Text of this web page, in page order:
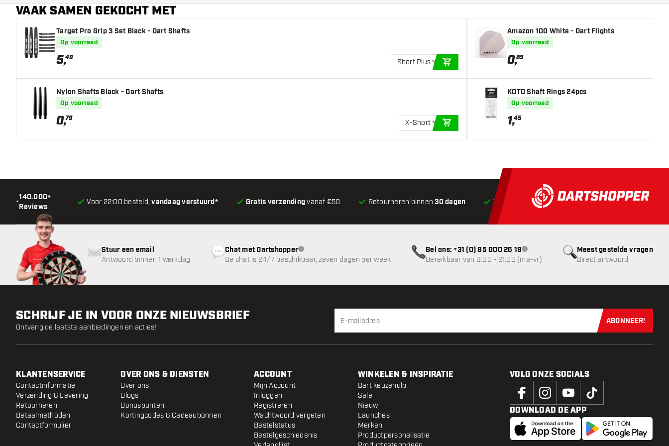
VAAK SAMEN GEKOCHT MET
Target Pro Grip 3 Set Black - Dart Shafts
Op voorraad
5,49
Short Plus
Nylon Shafts Black - Dart Shafts
Op voorraad
0,79
X-Short
Amazon 100 White - Dart Flights
Op voorraad
0,85
KOTO Shaft Rings 24pcs
Op voorraad
1,45
•
140.000+
Reviews
Voor 22:00 besteld,vandaag verstuurd* Gratis verzendingvanaf €50 Retourneren binnen30 dagen Voor 22:00 besteld,vandaag verstuurd*
Meest gestelde vragen
Direct antwoord
Stuur een email
Antwoord binnen 1 werkdag
Chat met Dartshopperklantenservice niet beschikbaar
De chat is 24/7 beschikbaar, zeven dagen per week
Bel ons: +31 (0) 85 000 26 19klantenservice niet beschikbaar
Bereikbaar van 8:00 - 21:00 (ma-vr)
SCHRIJF JE IN VOOR ONZE NIEUWSBRIEF
Ontvang de laatste aanbiedingen en acties!
Schrijf je
ABONNEER!
KLANTENSERVICE
Contactinformatie
Verzending & Levering
Retourneren
Betaalmethoden
Contactformulier
OVER ONS & DIENSTEN
Over ons
Blogs
Bonuspunten
Kortingcodes & Cadeaubonnen
ACCOUNT
Mijn Account
Inloggen
Registreren
Wachtwoord vergeten
Bestelstatus
Bestelgeschiedenis
WINKELEN & INSPIRATIE
Dart keuzehulp
Sale
Nieuw
Launches
Merken
Productpersonalisatie
VOLG ONZE SOCIALS
DOWNLOAD DE APP